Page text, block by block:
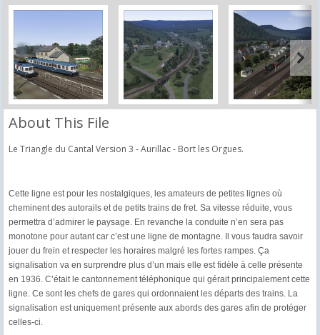
About This File
Le Triangle du Cantal Version 3 - Aurillac - Bort les Orgues.
Cette ligne est pour les nostalgiques, les amateurs de petites lignes où
cheminent des autorails et de petits trains de fret. Sa vitesse réduite, vous
permettra d’admirer le paysage. En revanche la conduite n’en sera pas
monotone pour autant car c’est une ligne de montagne. Il vous faudra savoir
jouer du frein et respecter les horaires malgré les fortes rampes. Ça
signalisation va en surprendre plus d’un mais elle est fidèle à celle présente
en 1936. C’était le cantonnement téléphonique qui gérait principalement cette
ligne. Ce sont les chefs de gares qui ordonnaient les départs des trains. La
signalisation est uniquement présente aux abords des gares afin de protéger
celles-ci.